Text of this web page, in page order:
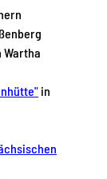
Wartha
in